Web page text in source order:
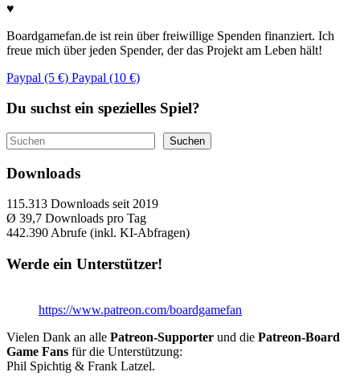
♥
Boardgamefan.de ist rein über freiwillige Spenden finanziert. Ich
freue mich über jeden Spender, der das Projekt am Leben hält!
Paypal (5 €) Paypal (10 €)
Du suchst ein spezielles Spiel?
Suchen Suchen
Downloads
115.313 Downloads seit 2019
Ø 39,7 Downloads pro Tag
442.390Abrufe (inkl. KI-Abfragen)
Werde ein Unterstützer!
https://www.patreon.com/boardgamefan
Vielen Dank an alle Patreon-Supporter und die Patreon-Board
Game Fans für die Unterstützung:
Phil Spichtig & Frank Latzel.